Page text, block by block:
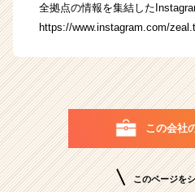
全拠点の情報を集結した
https://www.instagram.com/
この会社
このページを